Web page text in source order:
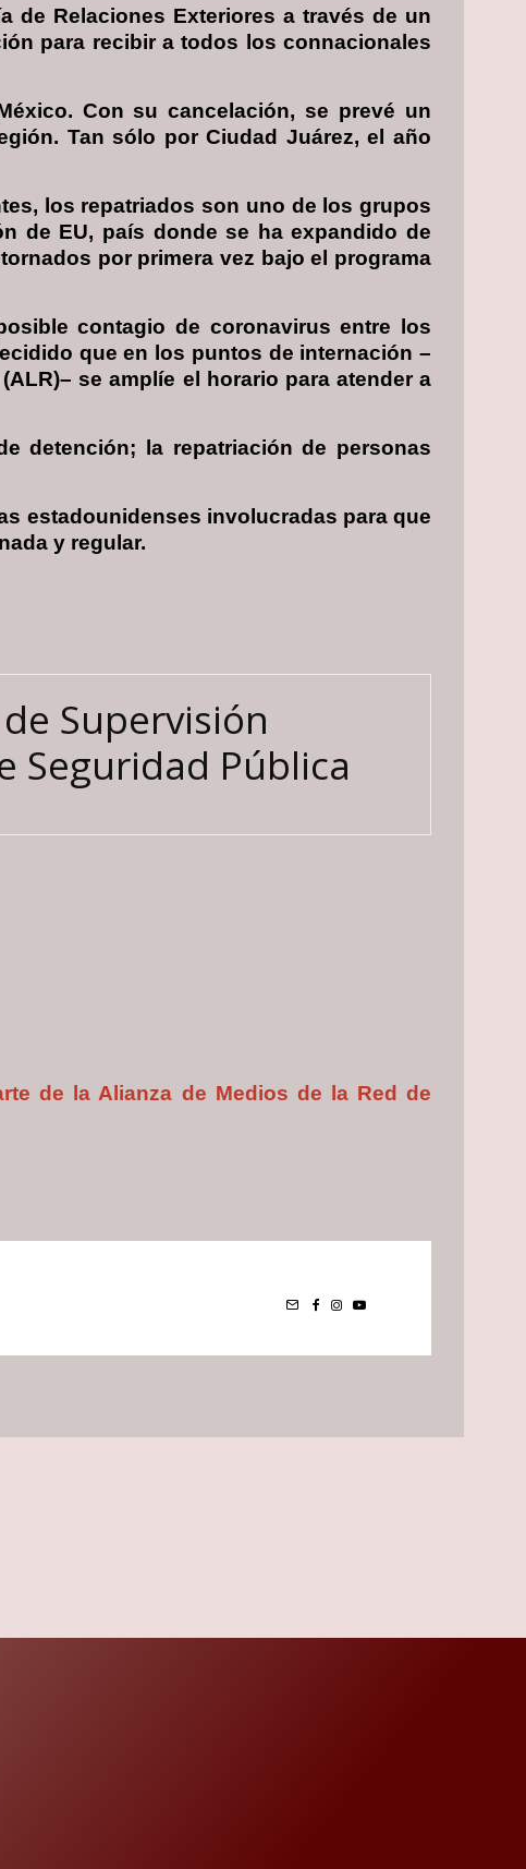
de Relaciones Exteriores a través de un
para recibir a todos los connacionales
Con su cancelación, se prevé un
Tan sólo por Ciudad Juárez, el año
los repatriados son uno de los grupos
de EU, país donde se ha expandido de
por primera vez bajo el programa
contagio de coronavirus entre los
que en los puntos de internación –
se amplíe el horario para atender a
detención; la repatriación de personas
estadounidenses involucradas para que
y regular.
Supervisión
Seguridad Pública
de la Alianza de Medios de la Red de